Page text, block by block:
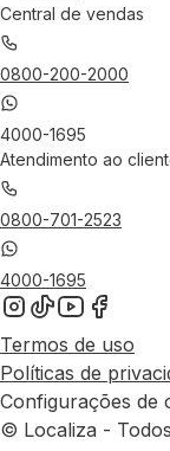
Central de vendas
0800-200-2000
4000-1695
Atendimento ao
0800-701-2523
4000-1695
Termos de uso
Políticas de
Configurações de
© Localiza -